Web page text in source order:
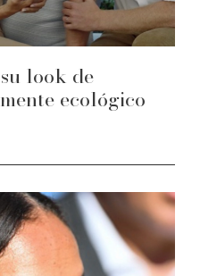
look de
ecológico